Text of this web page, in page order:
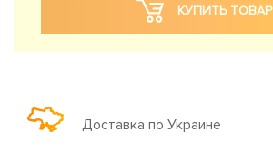
КУПИТЬ ТОВАР
Доставка по Украине